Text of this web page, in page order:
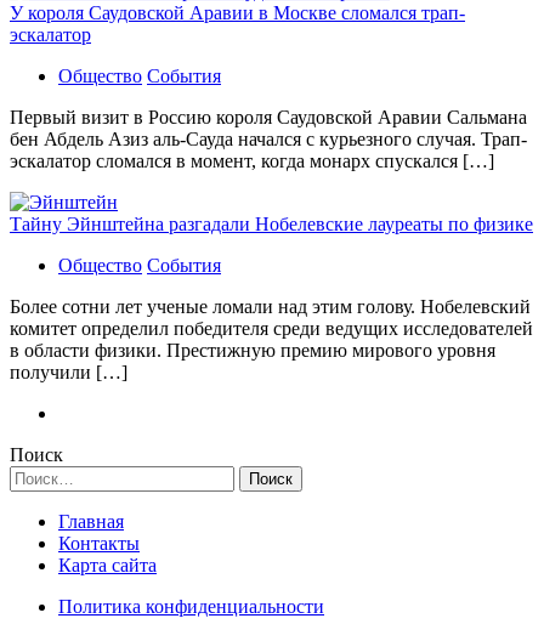
У короля Саудовской Аравии в Москве сломался трап-
эскалатор
Общество События
Первый визит в Россию короля Саудовской Аравии Сальмана
бен Абдель Азиз аль-Сауда начался с курьезного случая. Трап-
эскалатор сломался в момент, когда монарх спускался […]
Тайну Эйнштейна разгадали Нобелевские лауреаты по физике
Общество События
Более сотни лет ученые ломали над этим голову. Нобелевский
комитет определил победителя среди ведущих исследователей
в области физики. Престижную премию мирового уровня
получили […]
Поиск
Найти:
Главная
Контакты
Карта сайта
Политика конфиденциальности